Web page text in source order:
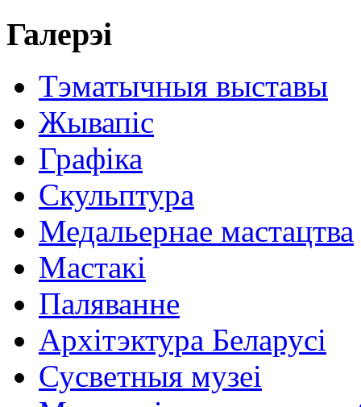
Галерэі
Тэматычныя выставы
Жывапіс
Графіка
Скульптура
Медальернае мастацтва
Мастакі
Паляванне
Архітэктура Беларусі
Сусветныя музеі